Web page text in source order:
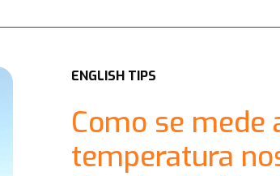
ENGLISH TIPS
Como se mede
temperatura